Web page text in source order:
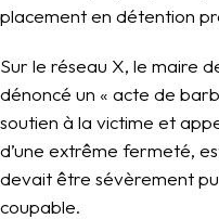
placement en détention
Sur le réseau X, le maire
dénoncé un « acte de
soutien à la victime et
d’une extrême fermeté,
devait être sévèrement
coupable.